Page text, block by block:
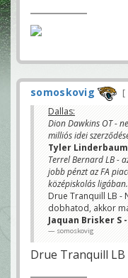
somoskovig
Dallas:
Dion Dawkins OT -
milliós idei
Tyler Linderbaum
Terrel Bernard LB -
jobb pénzt az FA
középiskolás
Drue Tranquill LB -
dobhatod, akkor
Jaquan Brisker S
somoskovig
Drue Tranquill